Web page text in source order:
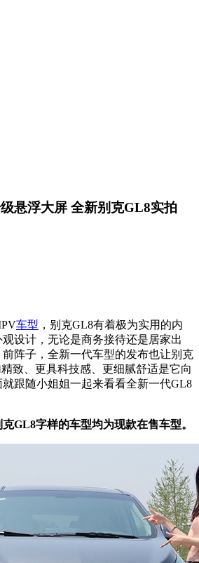
悬浮大屏 全新别克GL8实拍
车型 ，别克GL8有着极为实用的内
设计，无论是商务接待还是居家出
阵子，全新一代车型的发布也让别克
致、更具科技感、更细腻舒适是它向
跟随小姐姐一起来看看全新一代GL8
GL8字样的车型均为现款在售车型。